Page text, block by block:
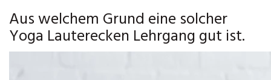
Aus welchem Grund eine solcher
Yoga Lauterecken Lehrgang gut ist.